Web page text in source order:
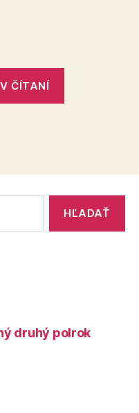
prechod
do
ČÍTANÍ
do
ale
druhý polrok